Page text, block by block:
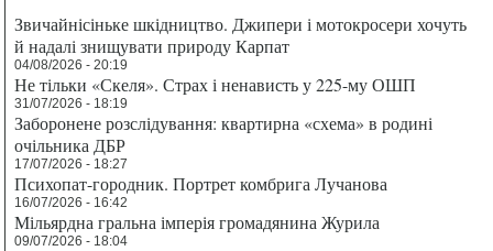
Звичайнісіньке шкідництво. Джипери і мотокросери хочуть
й надалі знищувати природу Карпат
04/08/2026 - 20:19
Не тільки «Скеля». Страх і ненависть у 225-му ОШП
31/07/2026 - 18:19
Заборонене розслідування: квартирна «схема» в родині
очільника ДБР
17/07/2026 - 18:27
Психопат-городник. Портрет комбрига Лучанова
16/07/2026 - 16:42
Мільярдна гральна імперія громадянина Журила
09/07/2026 - 18:04